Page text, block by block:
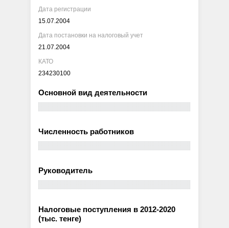
Дата регистрации
15.07.2004
Дата постановки на налоговый учет
21.07.2004
КАТО
234230100
Основной вид деятельности
Численность работников
Руководитель
Налоговые поступления в 2012-2020
(тыс. тенге)